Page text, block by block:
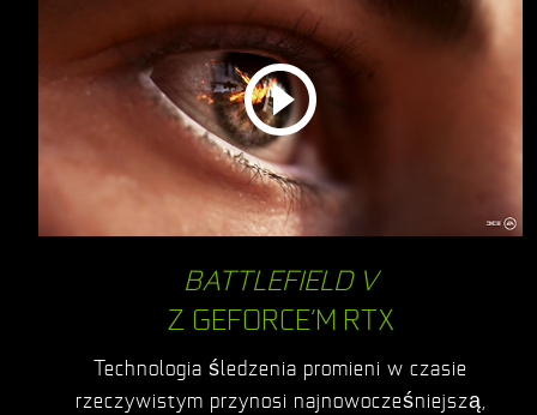
BATTLEFIELD V
Z GEFORCE’M RTX
Technologia śledzenia promieni w czasie
rzeczywistym przynosi najnowocześniejszą,